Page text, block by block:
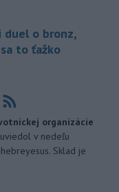
duel o bronz,
to ťažko
organizácie
v nedeľu
Sklad je